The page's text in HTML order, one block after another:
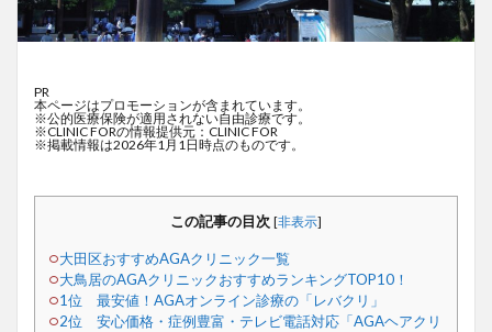
PR
本ページはプロモーションが含まれています。
※公的医療保険が適用されない自由診療です。
※CLINIC FORの情報提供元：CLINIC FOR
※掲載情報は2026年1月1日時点のものです。
この記事の目次 [非表示]
大田区おすすめAGAクリニック一覧
大鳥居のAGAクリニックおすすめランキングTOP10！
1位 最安値！AGAオンライン診療の「レバクリ」
2位 安心価格・症例豊富・テレビ電話対応「AGAヘアクリ